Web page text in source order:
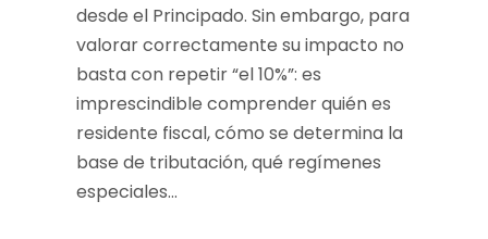
desde el Principado. Sin embargo, para
valorar correctamente su impacto no
basta con repetir “el 10%”: es
imprescindible comprender quién es
residente fiscal, cómo se determina la
base de tributación, qué regímenes
especiales...